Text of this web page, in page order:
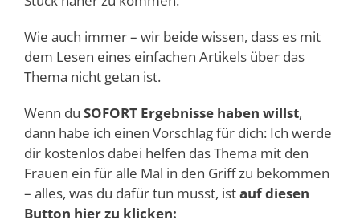
Wie auch immer – wir beide wissen, dass es mit
dem Lesen eines einfachen Artikels über das
Thema nicht getan ist.
Wenn du SOFORT Ergebnisse haben willst,
dann habe ich einen Vorschlag für dich: Ich werde
dir kostenlos dabei helfen das Thema mit den
Frauen ein für alle Mal in den Griff zu bekommen
– alles, was du dafür tun musst, istauf diesen
Button hier zu klicken: